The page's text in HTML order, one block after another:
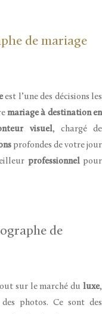
de mariage
est l’une des décisions les
mariage à destination en
visuel, chargé de
profondes de votre jour
professionnelpour
de
sur le marché duluxe,
photos. Ce sont des